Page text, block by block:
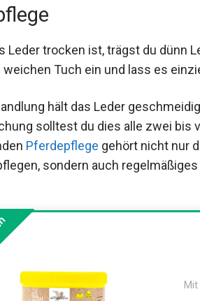
Leder trocken ist, trägst du dünn
weichen Tuch ein und lass es
hält das Leder
solltest du dies alle zwei bis
Pferdepflege gehört nicht nur
pflegen, sondern auch